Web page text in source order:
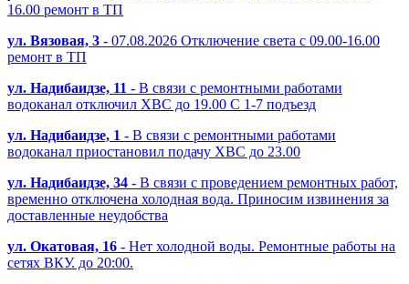
16.00 ремонт в ТП
ул. Вязовая, 3 - 07.08.2026 Отключение света с 09.00-16.00
ремонт в ТП
ул. Надибаидзе, 11 - В связи с ремонтными работами
водоканал отключил ХВС до 19.00 С 1-7 подъезд
ул. Надибаидзе, 1 - В связи с ремонтными работами
водоканал приостановил подачу ХВС до 23.00
ул. Надибаидзе, 34 - В связи с проведением ремонтных работ,
временно отключена холодная вода. Приносим извинения за
доставленные неудобства
ул. Окатовая, 16 - Нет холодной воды. Ремонтные работы на
сетях ВКУ. до 20:00.